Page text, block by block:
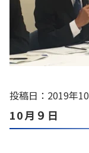
投稿日：2019年
10月９日